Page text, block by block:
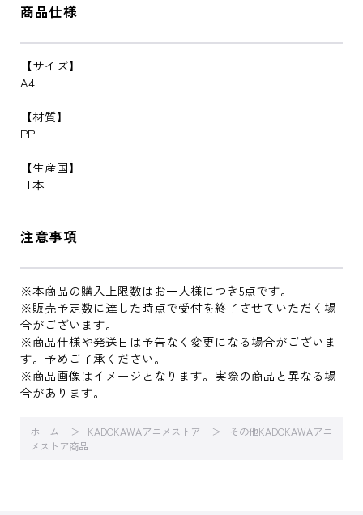
商品仕様
【サイズ】
A4
【材質】
PP
【生産国】
日本
注意事項
※本商品の購入上限数はお一人様につき5点です。
※販売予定数に達した時点で受付を終了させていただく場
合がございます。
※商品仕様や発送日は予告なく変更になる場合がございま
す。予めご了承ください。
※商品画像はイメージとなります。実際の商品と異なる場
合があります。
ホーム KADOKAWAアニメストア
その他KADOKAWAアニ
メストア商品